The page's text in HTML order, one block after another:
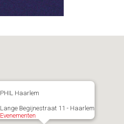
PHIL Haarlem
Lange Begijnestraat 11 - Haarlem
Evenementen